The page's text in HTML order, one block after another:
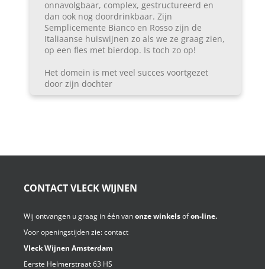
onnavolgbaar, complex, gestructureerd en
dan ook nog doordrinkbaar. Zijn
Semplicemente Bianco en Rosso zijn de
Italiaanse huiswijnen zo als we ze graag zien,
op een fles met bierdop. Is toch zo op!
Het domein is met veel succes voortgezet
door zijn dochter
CONTACT VLECK WIJNEN
Wij ontvangen u graag in één vanonze winkelsofon-line.
Voor openingstijden zie:contact
Vleck Wijnen Amsterdam
Eerste Helmerstraat 63 HS